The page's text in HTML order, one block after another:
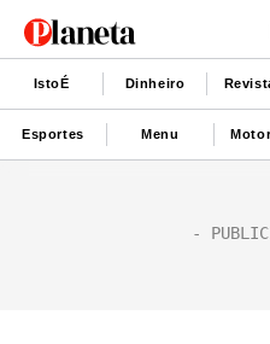
IstoÉ Dinheiro
Esportes Menu